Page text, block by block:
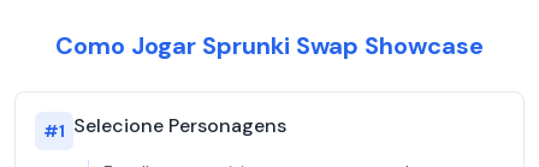
Como Jogar Sprunki Swap Showcase
#1 Selecione Personagens